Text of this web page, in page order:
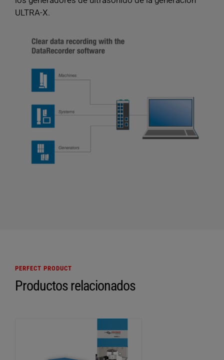
ULTRA-X.
PERFECT PRODUCT
Productos relacionados